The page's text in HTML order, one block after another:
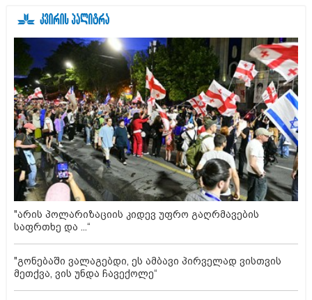
"არის პოლარიზაციის კიდევ უფრო გაღრმავების
საფრთხე და ...“
"გონებაში ვალაგებდი, ეს ამბავი პირველად ვისთვის
მეთქვა, ვის უნდა ჩავექოლე“